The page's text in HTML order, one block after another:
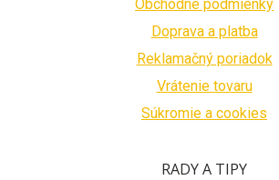
Obchodné podmienky
Doprava a platba
Reklamačný poriadok
Vrátenie tovaru
Súkromie a cookies
RADY A TIPY